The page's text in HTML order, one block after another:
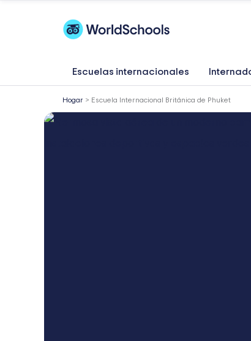
Escuelas internacionales
Hogar > Escuela Internacional Británica de Phuket